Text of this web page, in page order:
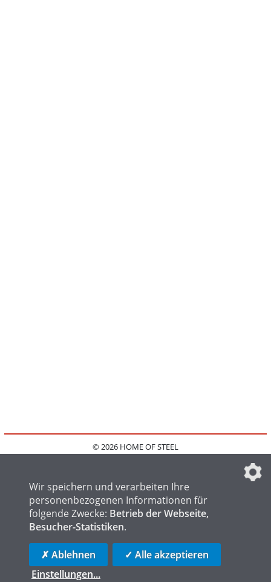
© 2026 HOME OF STEEL
IMPRESSUM
FAQ
DATENSCHUTZEINSTELLUNGEN
HOME OF LOGISTICS
Wir speichern und verarbeiten Ihre
personenbezogenen Informationen für
folgende Zwecke: Betrieb der Webseite,
Besucher-Statistiken.
✗ Ablehnen
✓ Alle akzeptieren
Einstellungen...